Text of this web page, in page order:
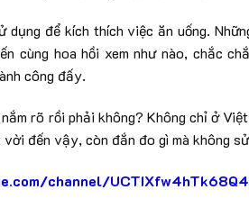
để kích thích việc ăn uống.
cùng hoa hồi xem như nào, chắc
công đấy.
rõ rồi phải không? Không chỉ ở
đến vậy, còn đắn đo gì mà không
channel/